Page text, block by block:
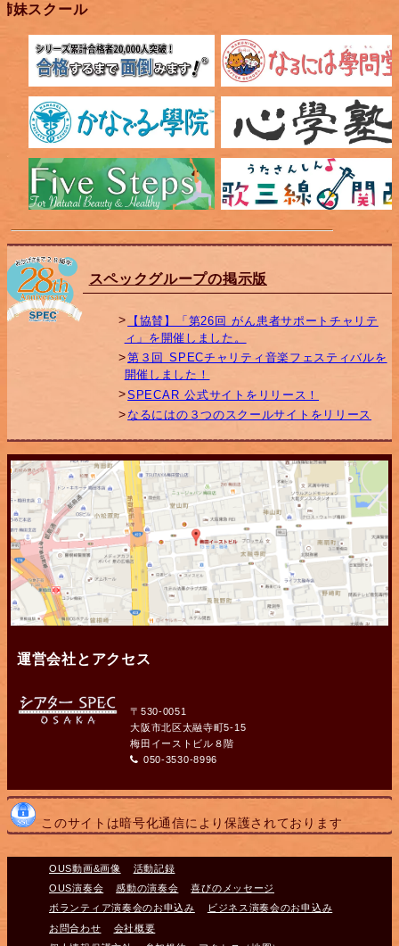
妹スクール
スペックグループの掲示版
【協賛】「第26回 がん患者サポートチャリテ
ィ」を開催しました。
第３回 SPECチャリティ音楽フェスティバルを
開催しました！
SPECAR 公式サイトをリリース！
なるにはの３つのスクールサイトをリリース
運営会社とアクセス
〒530-0051
大阪市北区太融寺町5-15
梅田イーストビル８階
050-3530-8996
このサイトは暗号化通信により保護されております
OUS動画&画像
活動記録
OUS演奏会
感動の演奏会
喜びのメッセージ
ボランティア演奏会のお申込み
ビジネス演奏会のお申込み
お問合わせ
会社概要